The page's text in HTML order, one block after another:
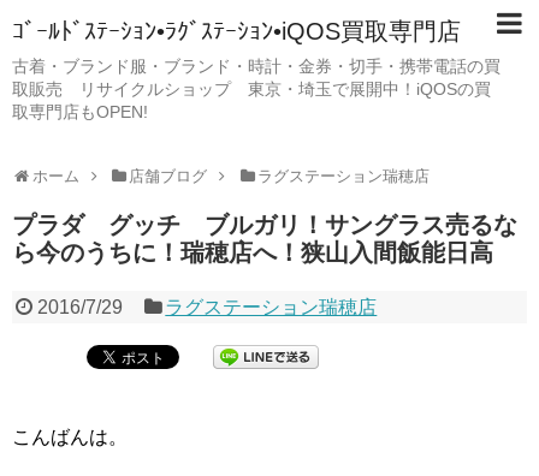
ｺﾞｰﾙﾄﾞｽﾃｰｼｮﾝ•ﾗｸﾞｽﾃｰｼｮﾝ•iQOS買取専門店
古着・ブランド服・ブランド・時計・金券・切手・携帯電話の買
取販売 リサイクルショップ 東京・埼玉で展開中！iQOSの買
取専門店もOPEN!
ホーム 店舗ブログ ラグステーション瑞穂店
プラダ グッチ ブルガリ！サングラス売るな
ら今のうちに！瑞穂店へ！狭山入間飯能日高
2016/7/29 ラグステーション瑞穂店
こんばんは。